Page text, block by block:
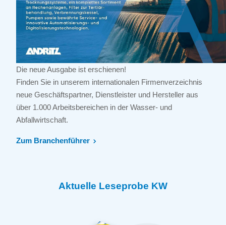
Die neue Ausgabe ist erschienen!
Finden Sie in unserem internationalen Firmenverzeichnis
neue Geschäftspartner, Dienstleister und Hersteller aus
über 1.000 Arbeitsbereichen in der Wasser- und
Abfallwirtschaft.
Zum Branchenführer
Aktuelle Leseprobe KW